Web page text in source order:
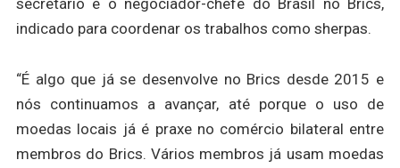
indicado para coordenar os trabalhos como sherpas.
“É algo que já se desenvolve no Brics desde 2015 e
nós continuamos a avançar, até porque o uso de
moedas locais já é praxe no comércio bilateral entre
membros do Brics. Vários membros já usam moedas